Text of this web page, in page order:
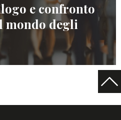
e confronto
degli